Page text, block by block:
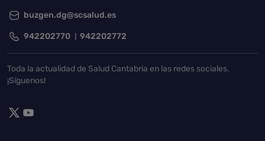
buzgen.dg@scsalud.es
942202770 942202772
Toda la actualidad de Salud Cantabria en las redes sociales.
¡Síguenos!